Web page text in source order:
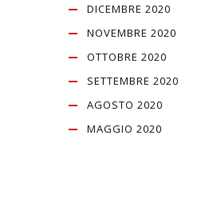
DICEMBRE 2020
NOVEMBRE 2020
OTTOBRE 2020
SETTEMBRE 2020
AGOSTO 2020
MAGGIO 2020